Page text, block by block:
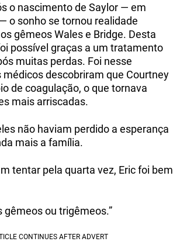
o nascimento de Saylor — em
o sonho se tornou realidade
gêmeos Wales e Bridge. Desta
possível graças a um tratamento
muitas perdas. Foi nesse
médicos descobriram que Courtney
de coagulação, o que tornava
mais arriscadas.
não haviam perdido a esperança
mais a família.
tentar pela quarta vez, Eric foi bem
gêmeos ou trigêmeos.”